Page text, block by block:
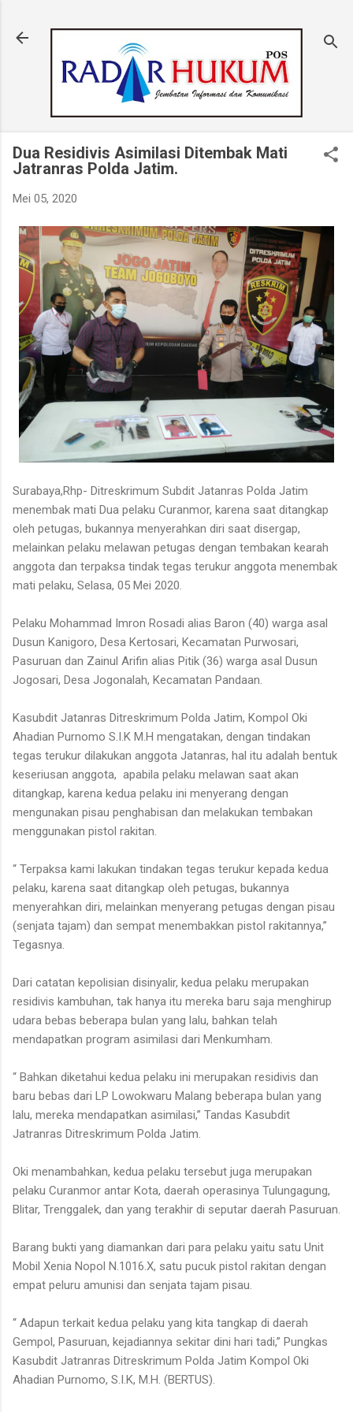
Dua Residivis Asimilasi Ditembak Mati
Jatranras Polda Jatim.
Mei 05, 2020
Surabaya,Rhp- Ditreskrimum Subdit Jatanras Polda Jatim
menembak mati Dua pelaku Curanmor, karena saat ditangkap
oleh petugas, bukannya menyerahkan diri saat disergap,
melainkan pelaku melawan petugas dengan tembakan kearah
anggota dan terpaksa tindak tegas terukur anggota menembak
mati pelaku, Selasa, 05 Mei 2020.
Pelaku Mohammad Imron Rosadi alias Baron (40) warga asal
Dusun Kanigoro, Desa Kertosari, Kecamatan Purwosari,
Pasuruan dan Zainul Arifin alias Pitik (36) warga asal Dusun
Jogosari, Desa Jogonalah, Kecamatan Pandaan.
Kasubdit Jatanras Ditreskrimum Polda Jatim, Kompol Oki
Ahadian Purnomo S.I.K M.H mengatakan, dengan tindakan
tegas terukur dilakukan anggota Jatanras, hal itu adalah bentuk
keseriusan anggota, apabila pelaku melawan saat akan
ditangkap, karena kedua pelaku ini menyerang dengan
mengunakan pisau penghabisan dan melakukan tembakan
menggunakan pistol rakitan.
“ Terpaksa kami lakukan tindakan tegas terukur kepada kedua
pelaku, karena saat ditangkap oleh petugas, bukannya
menyerahkan diri, melainkan menyerang petugas dengan pisau
(senjata tajam) dan sempat menembakkan pistol rakitannya,”
Tegasnya.
Dari catatan kepolisian disinyalir, kedua pelaku merupakan
residivis kambuhan, tak hanya itu mereka baru saja menghirup
udara bebas beberapa bulan yang lalu, bahkan telah
mendapatkan program asimilasi dari Menkumham.
“ Bahkan diketahui kedua pelaku ini merupakan residivis dan
baru bebas dari LP Lowokwaru Malang beberapa bulan yang
lalu, mereka mendapatkan asimilasi,” Tandas Kasubdit
Jatranras Ditreskrimum Polda Jatim.
Oki menambahkan, kedua pelaku tersebut juga merupakan
pelaku Curanmor antar Kota, daerah operasinya Tulungagung,
Blitar, Trenggalek, dan yang terakhir di seputar daerah Pasuruan.
Barang bukti yang diamankan dari para pelaku yaitu satu Unit
Mobil Xenia Nopol N.1016.X, satu pucuk pistol rakitan dengan
empat peluru amunisi dan senjata tajam pisau.
“ Adapun terkait kedua pelaku yang kita tangkap di daerah
Gempol, Pasuruan, kejadiannya sekitar dini hari tadi,” Pungkas
Kasubdit Jatranras Ditreskrimum Polda Jatim Kompol Oki
Ahadian Purnomo, S.I.K, M.H. (BERTUS).